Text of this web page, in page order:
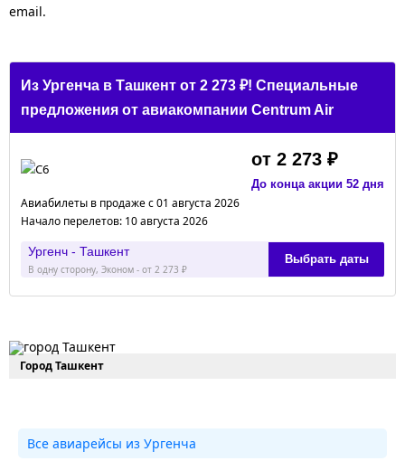
email.
Из Ургенча в Ташкент от 2 273 ₽! Специальные
предложения от авиакомпании Centrum Air
от 2 273 ₽
До конца акции 52 дня
Авиабилеты в продаже с 01 августа 2026
Начало перелетов: 10 августа 2026
Ургенч - Ташкент
В одну сторону, Эконом - от 2 273 ₽
Выбрать даты
Город Ташкент
Все авиарейсы из Ургенча